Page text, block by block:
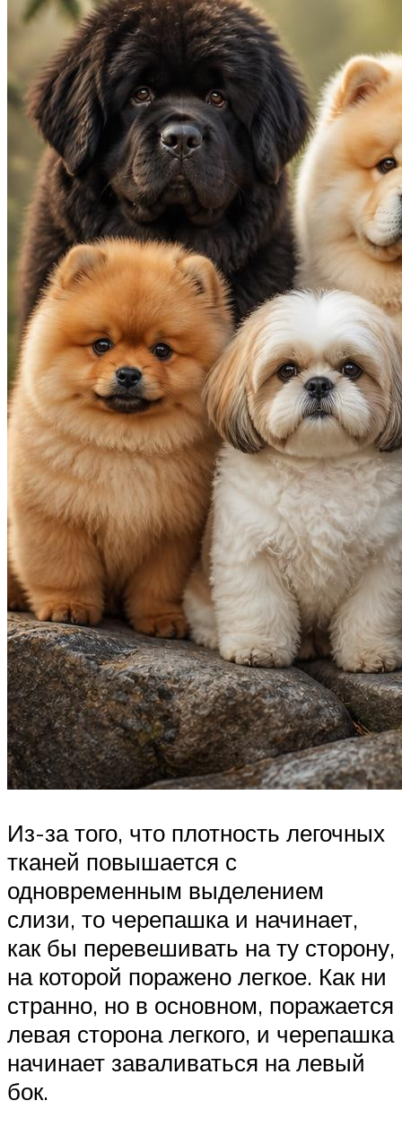
Из-за того, что плотность легочных
тканей повышается с
одновременным выделением
слизи, то черепашка и начинает,
как бы перевешивать на ту сторону,
на которой поражено легкое. Как ни
странно, но в основном, поражается
левая сторона легкого, и черепашка
начинает заваливаться на левый
бок.